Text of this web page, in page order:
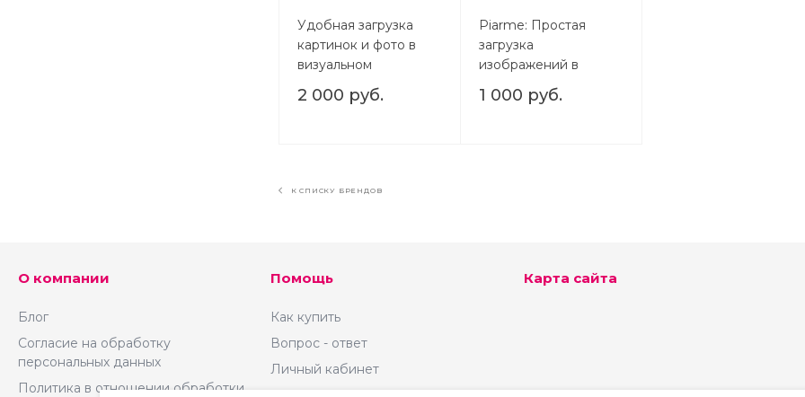
Удобная загрузка
картинок и фото в
визуальном
2 000 руб.
Piarme: Простая
загрузка
изображений в
редакторе (Light)
1 000 руб.
К СПИСКУ БРЕНДОВ
О компании
Блог
Согласие на обработку
персональных данных
Политика в отношении обработки
Помощь
Как купить
Вопрос - ответ
Личный кабинет
Карта сайта